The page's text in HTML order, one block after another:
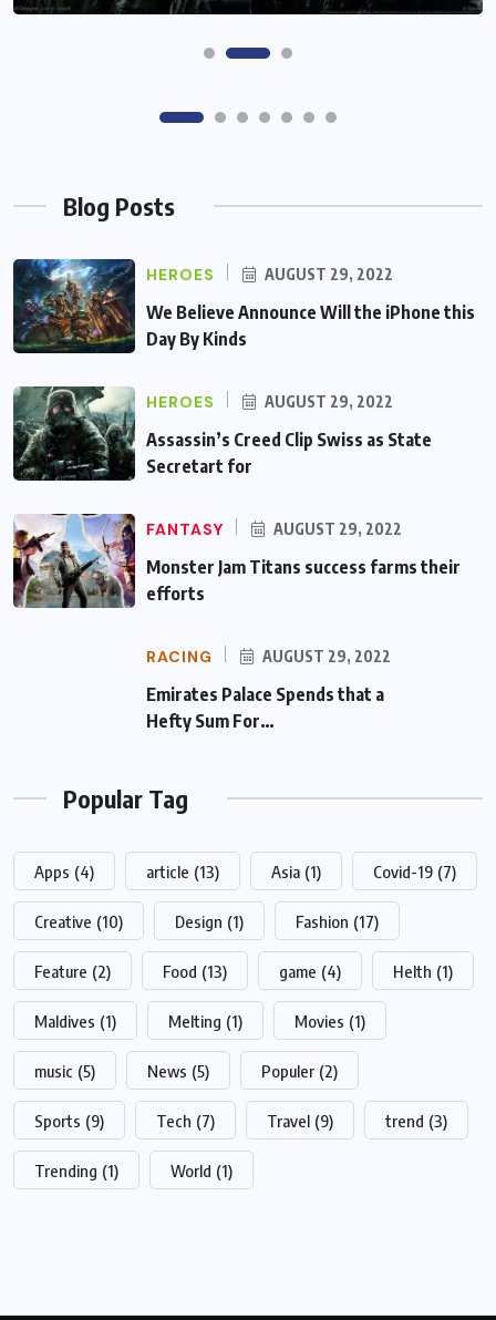
Blog Posts
HEROES AUGUST 29, 2022
We Believe Announce Will the iPhone this
Day By Kinds
HEROES AUGUST 29, 2022
Assassin’s Creed Clip Swiss as State
Secretart for
FANTASY AUGUST 29, 2022
Monster Jam Titans success farms their
efforts
RACING AUGUST 29, 2022
Emirates Palace Spends that a Hefty Sum
For…
Popular Tag
Apps (4) article (13) Asia (1) Covid-19 (7)
Creative (10) Design (1) Fashion (17)
Feature (2) Food (13) game (4) Helth (1)
Maldives (1) Melting (1) Movies (1)
music (5) News (5) Populer (2)
Sports (9) Tech (7) Travel (9) trend (3)
Trending (1) World (1)